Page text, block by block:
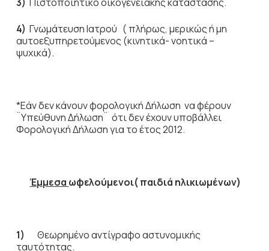
4) Γνωμάτευση Ιατρού ( πλήρως, μερικώς ή μη
αυτοεξυπηρετούμενος (κινητικά- νοητικά –
ψυχικά).
*Εάν δεν κάνουν φορολογική Δήλωση να φέρουν
¨Υπεύθυνη Δήλωση¨ ότι δεν έχουν υποβάλλει
Φορολογική Δήλωση για το έτος 2012.
Έμμεσα ωφελούμενοι( παιδιά ηλικιωμένων)
1) Θεωρημένο αντίγραφο αστυνομικής
ταυτότητας.